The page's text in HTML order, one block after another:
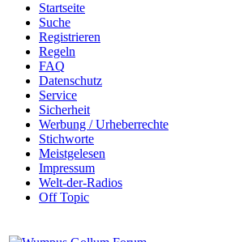
Startseite
Suche
Registrieren
Regeln
FAQ
Datenschutz
Service
Sicherheit
Werbung / Urheberrechte
Stichworte
Meistgelesen
Impressum
Welt-der-Radios
Off Topic